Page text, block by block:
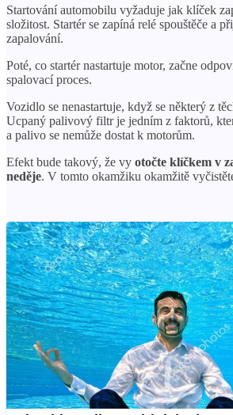
Startování automobilu vyžaduje jak klíček
složitost. Startér se zapíná relé spouštěče a
zapalování.
Poté, co startér nastartuje motor, začne
spalovací proces.
Vozidlo se nenastartuje, když se některý z
Ucpaný palivový filtr je jedním z faktorů,
a palivo se nemůže dostat k motorům.
Efekt bude takový, že vy otočte klíčkem v
neděje. V tomto okamžiku okamžitě